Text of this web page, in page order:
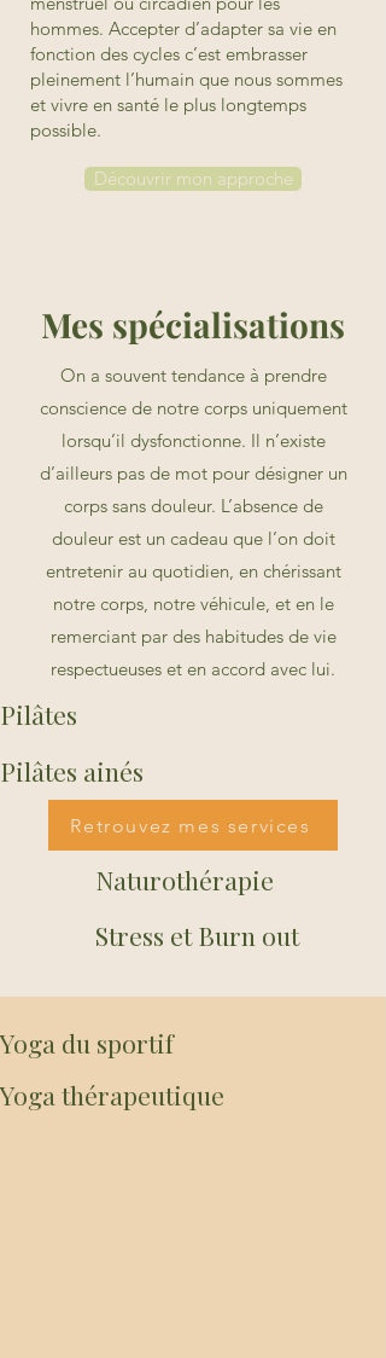
hommes. Accepter d’adapter sa vie en
fonction des cycles c’est embrasser
pleinement l’humain que nous sommes
et vivre en santé le plus longtemps
possible.
Découvrir mon approche
Mes spécialisations
On a souvent tendance à prendre
conscience de notre corps uniquement
lorsqu’il dysfonctionne. Il n’existe
d’ailleurs pas de mot pour désigner un
corps sans douleur. L’absence de
douleur est un cadeau que l’on doit
entretenir au quotidien, en chérissant
notre corps, notre véhicule, et en le
remerciant par des habitudes de vie
respectueuses et en accord avec lui.
Pilâtes
Pilâtes ainés
Retrouvez mes services
Naturothérapie
Stress et Burn out
Yoga du sportif
Yoga thérapeutique